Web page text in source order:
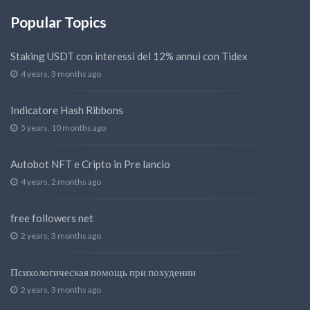
Popular Topics
Staking USDT con interessi del 12% annui con Tidex
4 years, 3 months ago
Indicatore Hash Ribbons
5 years, 10 months ago
Autobot NFT e Cripto in Pre lancio
4 years, 2 months ago
free followers net
2 years, 3 months ago
Психологическая помощь при похудении
2 years, 3 months ago